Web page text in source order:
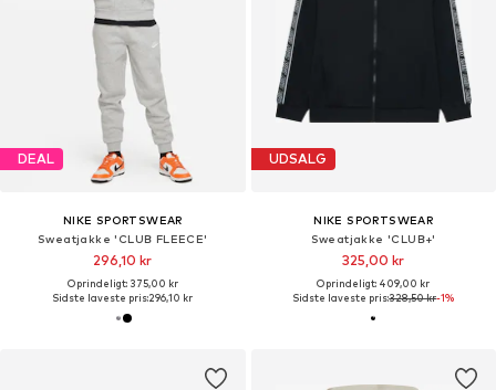
DEAL
NIKE SPORTSWEAR
Sweatjakke 'CLUB FLEECE'
296,10 kr
Oprindeligt: 375,00 kr
Sidste laveste pris:296,10 kr
UDSALG
NIKE SPORTSWEAR
Sweatjakke 'CLUB+'
325,00 kr
Oprindeligt: 409,00 kr
Sidste laveste pris:328,50 kr-1%